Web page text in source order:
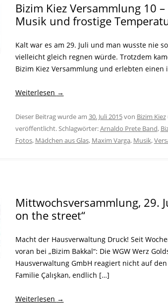
Bizim Kiez Versammlung 10
Musik und frostige
Kalt war es am 29. Juli und man wusste nie
vielleicht gleich regnen würde. Trotzdem
Bizim Kiez Versammlung und erlebten
Weiterlesen →
Dieser Beitrag wurde am 30. Juli 2015von Bizim Kiez
veröffentlicht. Schlagwörter:Arnaldo Prete Band,
Fotos, Mädchen aus Glas, Maxim Varga, Musik,
Mittwochsversammlung, 29.
on the street“
Macht der Hausverwaltung Druck! Seit
voran bei „Bizim Bakkal“: Die WGW Werz
Hausverwaltung GmbH reagiert nicht auf
Familie Çalışkan, endlich […]
Weiterlesen →